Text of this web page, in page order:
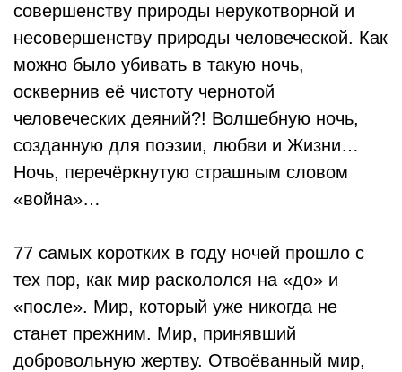
совершенству природы нерукотворной и
несовершенству природы человеческой. Как
можно было убивать в такую ночь,
осквернив её чистоту чернотой
человеческих деяний?! Волшебную ночь,
созданную для поэзии, любви и Жизни…
Ночь, перечёркнутую страшным словом
«война»…
77 самых коротких в году ночей прошло с
тех пор, как мир раскололся на «до» и
«после». Мир, который уже никогда не
станет прежним. Мир, принявший
добровольную жертву. Отвоёванный мир,